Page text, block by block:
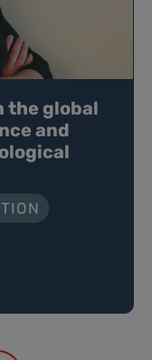
the global
and